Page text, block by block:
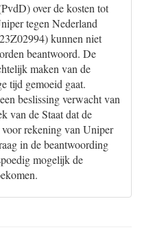
over de kosten tot
tegen Nederland
kunnen niet
beantwoord. De
maken van de
tijd gemoeid gaat.
beslissing verwacht van
van de Staat dat de
rekening van Uniper
in de beantwoording
mogelijk de